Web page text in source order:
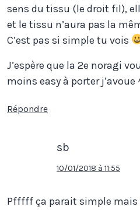
sens du tissu (le droit fil),
et le tissu n’aura pas la
C’est pas si simple tu vois
J’espère que la 2e noragi
moins easy à porter j’avoue
Répondre
sb
10/01/2018 à 11:55
Pfffff ça parait simple mais